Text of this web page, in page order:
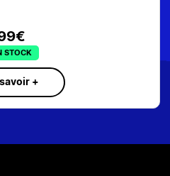
89€
EN STOCK
En savoir +